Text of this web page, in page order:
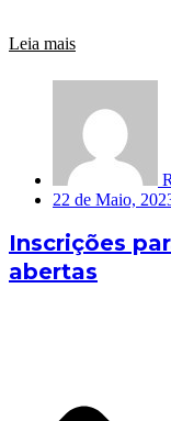
Leia mais
22 de Maio,
Inscrições
abertas